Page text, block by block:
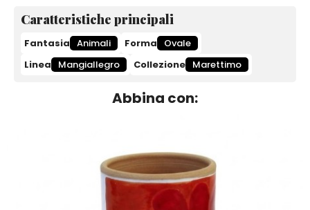
Caratteristiche principali
Fantasia Animali Forma
Ovale
Linea
Mangiallegro Collezione Marettimo
Abbina con: